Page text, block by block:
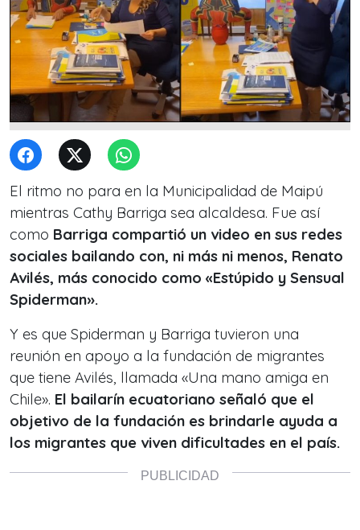
El ritmo no para en la Municipalidad de Maipú
mientras Cathy Barriga sea alcaldesa. Fue así
como Barriga compartió un video en sus redes
sociales bailando con, ni más ni menos, Renato
Avilés, más conocido como «Estúpido y Sensual
Spiderman».
Y es que Spiderman y Barriga tuvieron una
reunión en apoyo a la fundación de migrantes
que tiene Avilés, llamada «Una mano amiga en
Chile». El bailarín ecuatoriano señaló que el
objetivo de la fundación es brindarle ayuda a
los migrantes que viven dificultades en el país.